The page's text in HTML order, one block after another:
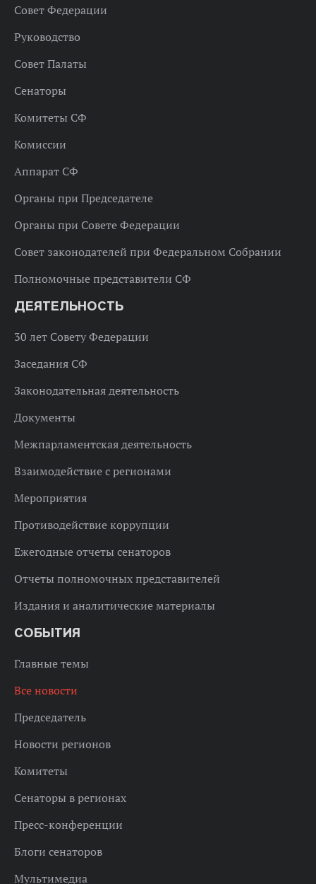
Совет Федерации
Руководство
Совет Палаты
Сенаторы
Комитеты СФ
Комиссии
Аппарат СФ
Органы при Председателе
Органы при Совете Федерации
Совет законодателей при Федеральном Собрании
Полномочные представители СФ
ДЕЯТЕЛЬНОСТЬ
30 лет Совету Федерации
Заседания СФ
Законодательная деятельность
Документы
Межпарламентская деятельность
Взаимодействие с регионами
Мероприятия
Противодействие коррупции
Ежегодные отчеты сенаторов
Отчеты полномочных представителей
Издания и аналитические материалы
СОБЫТИЯ
Главные темы
Все новости
Председатель
Новости регионов
Комитеты
Сенаторы в регионах
Пресс-конференции
Блоги сенаторов
Мультимедиа